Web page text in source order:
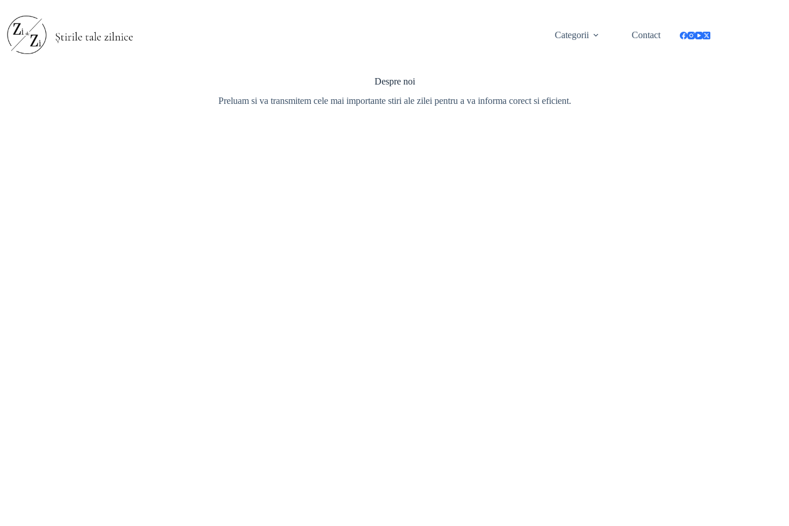
Categorii Contact
Despre noi
Preluam si va transmitem cele mai importante stiri ale zilei pentru a va informa corect si eficient.